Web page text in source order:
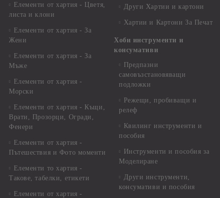
Елементи от хартия - Цветя,
листа и клони
Елементи от хартия - За
Жени
Елементи от хартия - За
Мъже
Елементи от хартия -
Морски
Елементи от хартия - Къщи,
Врати, Прозорци, Огради,
Фенери
Елементи от хартия -
Пътешествия и Фото моменти
Елементи то хартия -
Такове, табелки, етикети
Елементи от хартия -
Други Хартии и картони
Хартии и Картони За Печат
Хоби инструменти и
консумативи
Предпазни
самовъзстановяващи
подложки
Режещи, пробиващи и
релеф
Квилинг инструменти и
пособия
Инструменти и пособия за
Моделиране
Други инструменти,
консумативи и пособия